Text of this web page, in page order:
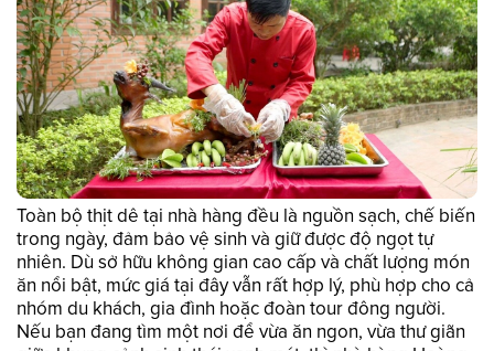
Toàn bộ thịt dê tại nhà hàng đều là nguồn sạch, chế biến
trong ngày, đảm bảo vệ sinh và giữ được độ ngọt tự
nhiên. Dù sở hữu không gian cao cấp và chất lượng món
ăn nổi bật, mức giá tại đây vẫn rất hợp lý, phù hợp cho cả
nhóm du khách, gia đình hoặc đoàn tour đông người.
Nếu bạn đang tìm một nơi để vừa ăn ngon, vừa thư giãn